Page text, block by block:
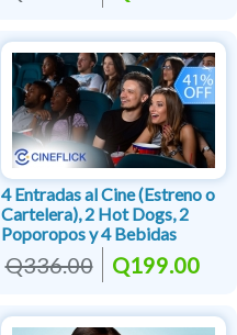
4 Entradas al Cine (Estreno o
Cartelera), 2 Hot Dogs, 2
Poporopos y 4 Bebidas
Q336.00 Q199.00